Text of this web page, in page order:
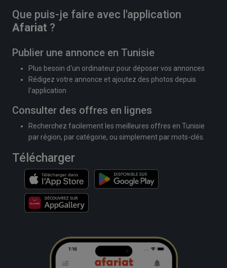
Que puis-je faire avec l'application
Afariat ?
Publier une annonce en Tunisie
Plus besoin d'un ordinateur pour déposer vos annonces
Rédigez votre annonce et ajoutez des photos depuis
l'application
Consulter des offres en lignes
Recherchez facilement les meilleures offres en Tunisie
par région, par catégorie, ou simplement par mots-clés.
Télécharger